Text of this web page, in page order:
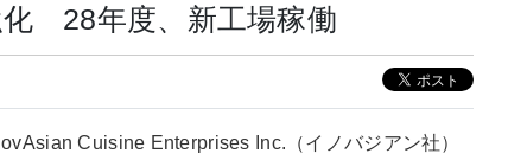
28年度、新工場稼働
Cuisine Enterprises Inc.（イノバジアン社）